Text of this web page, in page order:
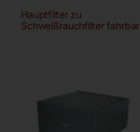
Hauptfilter zu
Schweißrauchfilter fahrbar